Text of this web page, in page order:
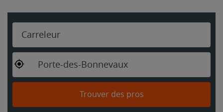
Carreleur
Porte-des-Bonnevaux
Trouver des pros